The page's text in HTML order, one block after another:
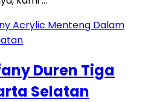
Duren Tiga
Selatan